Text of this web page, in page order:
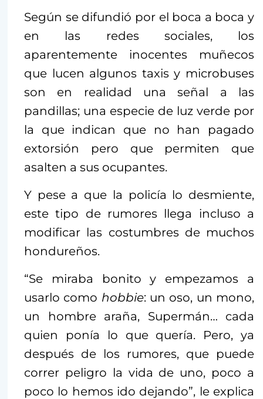
Según se difundió por el boca a boca y
en las redes sociales, los
aparentemente inocentes muñecos
que lucen algunos taxis y microbuses
son en realidad una señal a las
pandillas; una especie de luz verde por
la que indican que no han pagado
extorsión pero que permiten que
asalten a sus ocupantes.
Y pese a que la policía lo desmiente,
este tipo de rumores llega incluso a
modificar las costumbres de muchos
hondureños.
“Se miraba bonito y empezamos a
usarlo como hobbie: un oso, un mono,
un hombre araña, Supermán… cada
quien ponía lo que quería. Pero, ya
después de los rumores, que puede
correr peligro la vida de uno, poco a
poco lo hemos ido dejando”, le explica